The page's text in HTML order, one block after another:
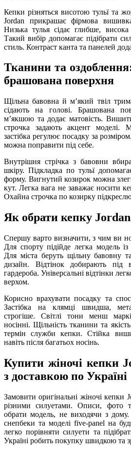
Кепки різняться висотою тульї та
Jordan прикрашає фірмова
Низька тулья сідає глибше,
Такий вибір допомагає підібрати
стиль. Контраст канта та панелей
Тканини та
брашована поверхня
Щільна бавовна й мʼякий твіл
сідають на голові. Брашована
мʼякшою та додає матовість.
строчка задають акцент моделі.
застібка регулює посадку за
можна поправити під себе.
Внутрішня стрічка з бавовни
шкіру. Підкладка по тульї
форму. Вигнутий козирок можна
кут. Легка вага не заважає носити
Охайна строчка по козирку
Як обрати кепку Jordan
Спершу варто визначити, з чим ви
Для спорту підійде легка модель
Для міста беруть щільну бавовну
дизайн. Відтінок добирають під
гардероба. Універсальні відтінки
верхом.
Корисно врахувати посадку та
Застібка на клямці швидша,
строгіше. Світлі тони менш
носінні. Щільність тканини та
термін служби кепки. Стійка
навіть після багатьох носінь.
Купити жіночі кепки
з доставкою по Україні
Замовити оригінальні жіночі кепки
різними силуетами. Описи, фото
обрати модель, не виходячи з
снепбеки та моделі five-panel на
легко порівняти силуети та
Україні робить покупку швидкою та